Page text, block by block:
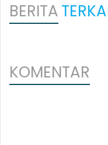
BERITA
KOMENTAR